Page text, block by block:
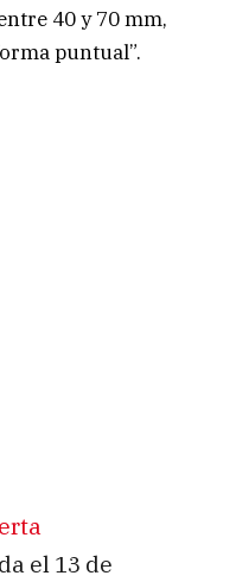
40 y 70 mm,
puntual”.
el 13 de